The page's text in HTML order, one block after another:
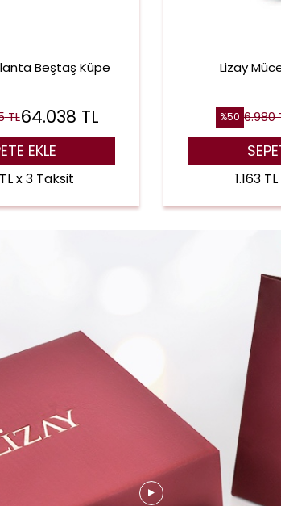
Beştaş Küpe
TL64.038 TL
EKLE
x 3 Taksit
Lizay
%50 6.980
1.163